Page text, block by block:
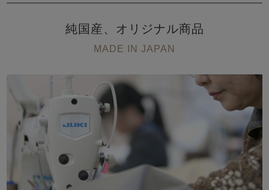
純国産、オリジナル商品
MADE IN JAPAN